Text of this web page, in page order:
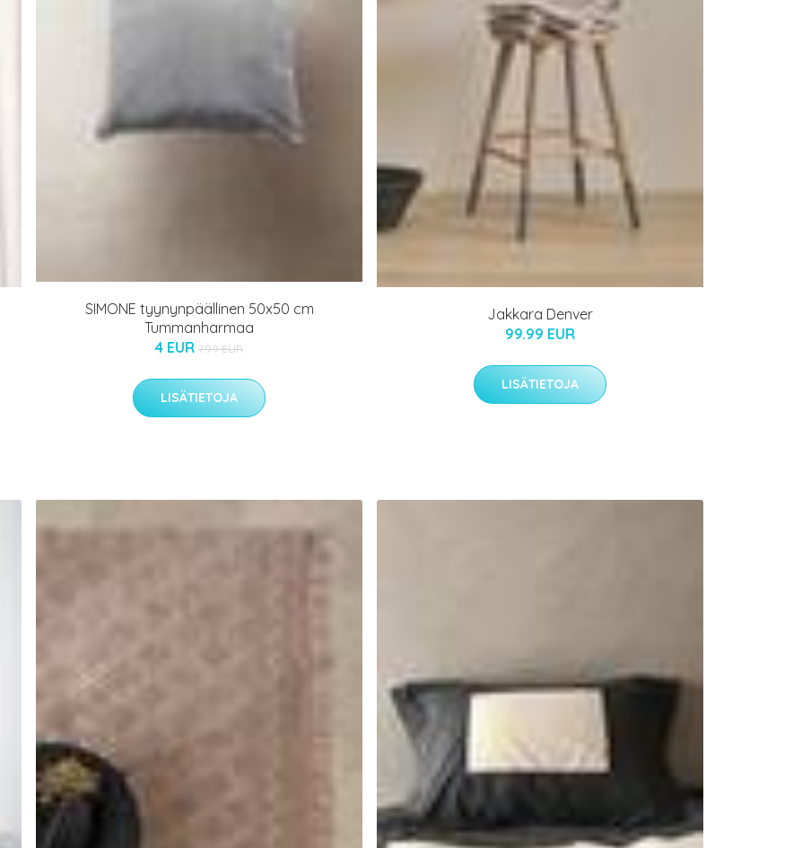
SIMONE tyynynpäällinen 50x50 cm
Tummanharmaa
4 EUR 7.99 EUR
LISÄTIETOJA
Jakkara Denver
99.99 EUR
LISÄTIETOJA